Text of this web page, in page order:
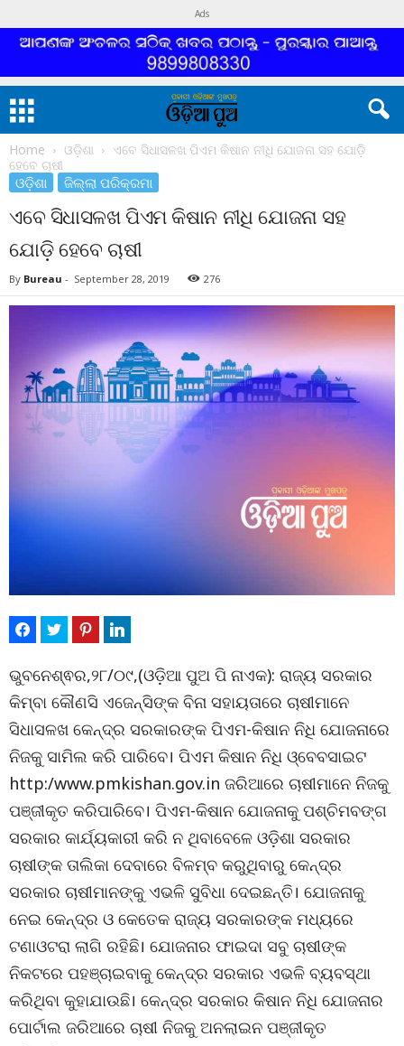
Ads
Home ଓଡ଼ିଶା
ଏବେ ସିଧାସଳଖ ପିଏମ କିଷାନ ନୀଧି ଯୋଜନା ସହ ଯୋଡ଼ି
ହେବେ ଚାଷୀ
ଓଡ଼ିଶା ଜିଲ୍ଲା ପରିକ୍ରମା
ଏବେ ସିଧାସଳଖ ପିଏମ କିଷାନ ନୀଧି ଯୋଜନା ସହ
ଯୋଡ଼ି ହେବେ ଚାଷୀ
By Bureau - September 28, 2019 276
ଭୁବନେଶ୍ଵର,୨୮/୦୯,(ଓଡ଼ିଆ ପୁଅ ପି ନାଏକ): ରାଜ୍ୟ ସରକାର
କିମ୍ବା କୌଣସି ଏଜେନ୍ସିଙ୍କ ବିନା ସହାୟତାରେ ଚାଷୀମାନେ
ସିଧାସଳଖ କେନ୍ଦ୍ର ସରକାରଙ୍କ ପିଏମ-କିଷାନ ନିଧି ଯୋଜନାରେ
ନିଜକୁ ସାମିଲ କରି ପାରିବେ। ପିଏମ କିଷାନ ନିଧି ଓ୍ବେବସାଇଟ
http:/www.pmkishan.gov.in ଜରିଆରେ ଚାଷୀମାନେ ନିଜକୁ
ପଞ୍ଜୀକୃତ କରିପାରିବେ। ପିଏମ-କିଷାନ ଯୋଜନାକୁ ପଶ୍ଚିମବଙ୍ଗ
ସରକାର କାର୍ଯ୍ୟକାରୀ କରି ନ ଥିବାବେଳେ ଓଡ଼ିଶା ସରକାର
ଚାଷୀଙ୍କ ତାଲିକା ଦେବାରେ ବିଳମ୍ବ କରୁଥିବାରୁ କେନ୍ଦ୍ର
ସରକାର ଚାଷୀମାନଙ୍କୁ ଏଭଳି ସୁବିଧା ଦେଇଛନ୍ତି। ଯୋଜନାକୁ
ନେଇ କେନ୍ଦ୍ର ଓ କେତେକ ରାଜ୍ୟ ସରକାରଙ୍କ ମଧ୍ୟରେ
ଟଣାଓଟରା ଲାଗି ରହିଛି। ଯୋଜନାର ଫାଇଦା ସବୁ ଚାଷୀଙ୍କ
ନିକଟରେ ପହଞ୍ଚାଇବାକୁ କେନ୍ଦ୍ର ସରକାର ଏଭଳି ବ୍ୟବସ୍ଥା
କରିଥିବା କୁହାଯାଉଛି। କେନ୍ଦ୍ର ସରକାର କିଷାନ ନିଧି ଯୋଜନାର
ପୋର୍ଟାଲ ଜରିଆରେ ଚାଷୀ ନିଜକୁ ଅନଲାଇନ ପଞ୍ଜୀକୃତ